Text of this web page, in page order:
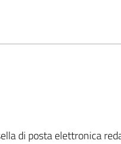
di posta elettronica